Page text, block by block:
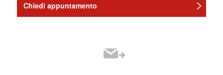
Chiedi appuntamento